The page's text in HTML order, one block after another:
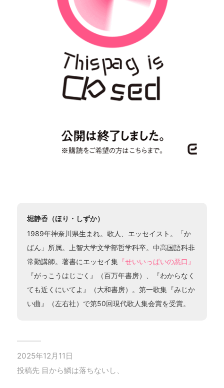
堀静香（ほり・しずか）
1989年神奈川県生まれ。歌人、エッセイスト。「か
ばん」所属。上智大学文学部哲学科卒。中高国語科非
常勤講師。著書にエッセイ集『せいいっぱいの悪口』
『がっこうはじごく』（百万年書房）、『わからなく
ても近くにいてよ』（大和書房）。第一歌集『みじか
い曲』（左右社）で第50回現代歌人集会賞を受賞。
2025年12月11日
投稿先 目から鱗は落ちないし、